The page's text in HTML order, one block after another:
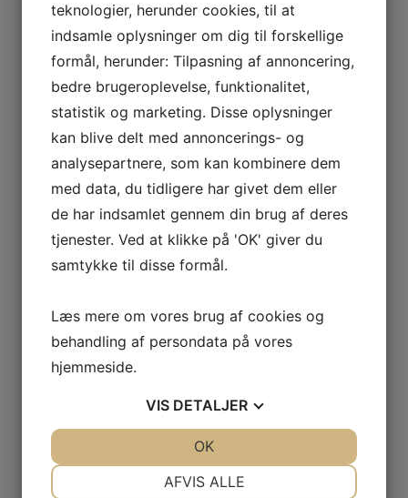
Spottingscopes
Mærker
Aclima
Aigle
Barbour
Deerhunter
Didriksons
Five Seasons
Fjällräven
Hanwag
Kahles
Knowledge Cotton Apparel​
Le Chameau
Noble Wilde
Orange County Smokers
Rains​
​S.N.S. Herning
Schultz & Larsen
Swarovski
Two Danes
teknologier, herunder cookies, til at
indsamle oplysninger om dig til forskellige
formål, herunder: Tilpasning af annoncering,
bedre brugeroplevelse, funktionalitet,
statistik og marketing. Disse oplysninger
kan blive delt med annoncerings- og
analysepartnere, som kan kombinere dem
med data, du tidligere har givet dem eller
de har indsamlet gennem din brug af deres
tjenester. Ved at klikke på 'OK' giver du
samtykke til disse formål.
Læs mere om vores brug af cookies og
behandling af persondata på vores
hjemmeside.
VIS DETALJER
AFVIS ALLE
OK